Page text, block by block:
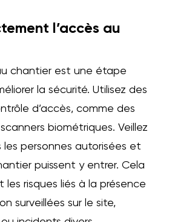
l’accès au
chantier est une étape
la sécurité. Utilisez des
d’accès, comme des
biométriques. Veillez
les personnes autorisées et
puissent y entrer. Cela
risques liés à la présence
surveillées sur le site,